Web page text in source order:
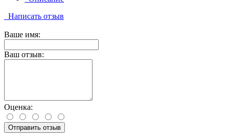
Написать отзыв
Ваше имя:
Ваш отзыв:
Оценка:
Отправить отзыв